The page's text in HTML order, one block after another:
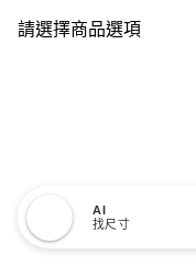
請選擇商品選項
AI
找尺寸